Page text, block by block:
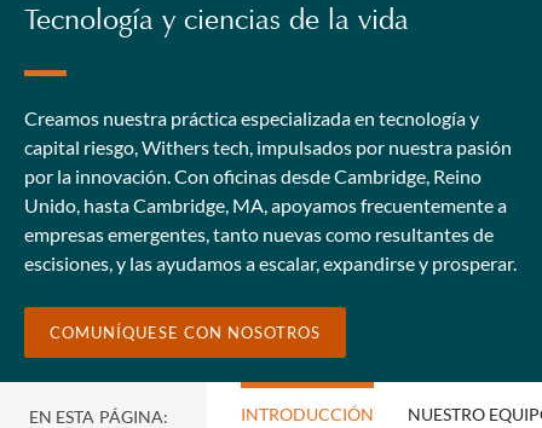
Tecnología y ciencias de la vida
Creamos nuestra práctica especializada en tecnología y
capital riesgo, Withers tech, impulsados por nuestra pasión
por la innovación. Con oficinas desde Cambridge, Reino
Unido, hasta Cambridge, MA, apoyamos frecuentemente a
empresas emergentes, tanto nuevas como resultantes de
escisiones, y las ayudamos a escalar, expandirse y prosperar.
COMUNÍQUESE CON NOSOTROS
EN ESTA PÁGINA: INTRODUCCIÓN NUESTRO